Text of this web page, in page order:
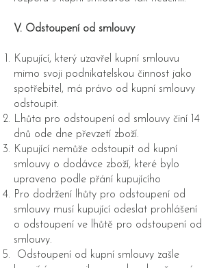
V. Odstoupení od smlouvy
Kupující, který uzavřel kupní smlouvu
mimo svoji podnikatelskou činnost jako
spotřebitel, má právo od kupní smlouvy
odstoupit.
Lhůta pro odstoupení od smlouvy činí 14
dnů ode dne převzetí zboží.
Kupující nemůže odstoupit od kupní
smlouvy o dodávce zboží, které bylo
upraveno podle přání kupujícího
Pro dodržení lhůty pro odstoupení od
smlouvy musí kupující odeslat prohlášení
o odstoupení ve lhůtě pro odstoupení od
smlouvy.
Odstoupení od kupní smlouvy zašle